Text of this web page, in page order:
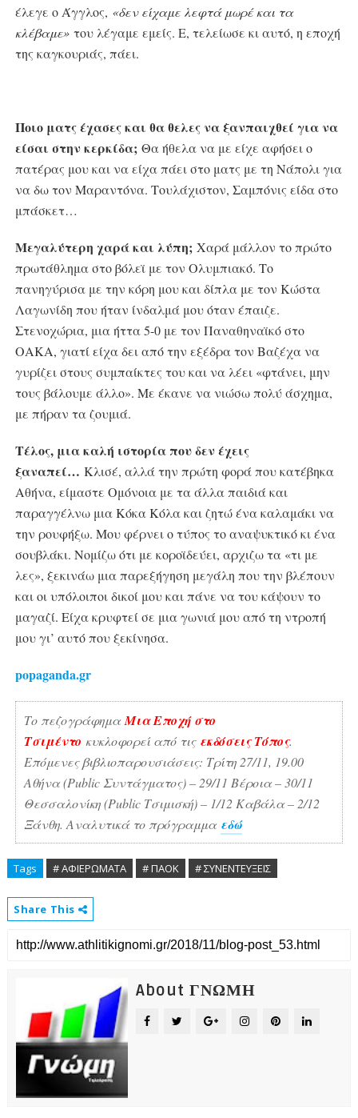
έλεγε ο Άγγλος, «δεν είχαμε λεφτά μωρέ και τα
κλέβαμε»του λέγαμε εμείς. Ε, τελείωσε κι αυτό, η εποχή
της καγκουριάς, πάει.
Ποιο ματς έχασες και θα θελες να ξανπαιχθεί για να
είσαι στην κερκίδα; Θα ήθελα να με είχε αφήσει ο
πατέρας μου και να είχα πάει στο ματς με τη Νάπολι για
να δω τον Μαραντόνα. Τουλάχιστον, Σαμπόνις είδα στο
μπάσκετ…
Μεγαλύτερη χαρά και λύπη; Χαρά μάλλον το πρώτο
πρωτάθλημα στο βόλεϊ με τον Ολυμπιακό. Το
πανηγύρισα με την κόρη μου και δίπλα με τον Κώστα
Λαγωνίδη που ήταν ίνδαλμά μου όταν έπαιζε.
Στενοχώρια, μια ήττα 5-0 με τον Παναθηναϊκό στο
ΟΑΚΑ, γιατί είχα δει από την εξέδρα τον Βαζέχα να
γυρίζει στους συμπαίκτες του και να λέει «φτάνει, μην
τους βάλουμε άλλο». Με έκανε να νιώσω πολύ άσχημα,
με πήραν τα ζουμιά.
Τέλος, μια καλή ιστορία που δεν έχεις
ξαναπεί… Κλισέ, αλλά την πρώτη φορά που κατέβηκα
Αθήνα, είμαστε Ομόνοια με τα άλλα παιδιά και
παραγγέλνω μια Κόκα Κόλα και ζητώ ένα καλαμάκι να
την ρουφήξω. Μου φέρνει ο τύπος το αναψυκτικό κι ένα
σουβλάκι. Νομίζω ότι με κοροϊδεύει, αρχιζω τα «τι με
λες», ξεκινάω μια παρεξήγηση μεγάλη που την βλέπουν
και οι υπόλοιποι δικοί μου και πάνε να του κάψουν το
μαγαζί. Είχα κρυφτεί σε μια γωνιά μου από τη ντροπή
μου γι’ αυτό που ξεκίνησα.
popaganda.gr
Το πεζογράφημαΜια Εποχή στο
Τσιμέντο κυκλοφορεί από τις εκδόσεις Τόπος.
Επόμενες βιβλιοπαρουσιάσεις: Τρίτη 27/11, 19.00
Αθήνα (Public Συντάγματος) – 29/11 Βέροια – 30/11
Θεσσαλονίκη (Public Τσιμισκή) – 1/12 Καβάλα – 2/12
Ξάνθη. Αναλυτικά το πρόγραμμα εδώ
Tags # ΑΦΙΕΡΩΜΑΤΑ # ΠΑΟΚ # ΣΥΝΕΝΤΕΥΞΕΙΣ
Share This
About ΓΝΩΜΗ